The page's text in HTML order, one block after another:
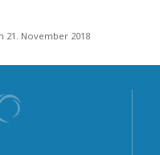
21. November 2018